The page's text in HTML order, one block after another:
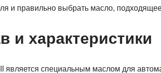
и правильно выбрать масло,
и характеристики
является специальным маслом для